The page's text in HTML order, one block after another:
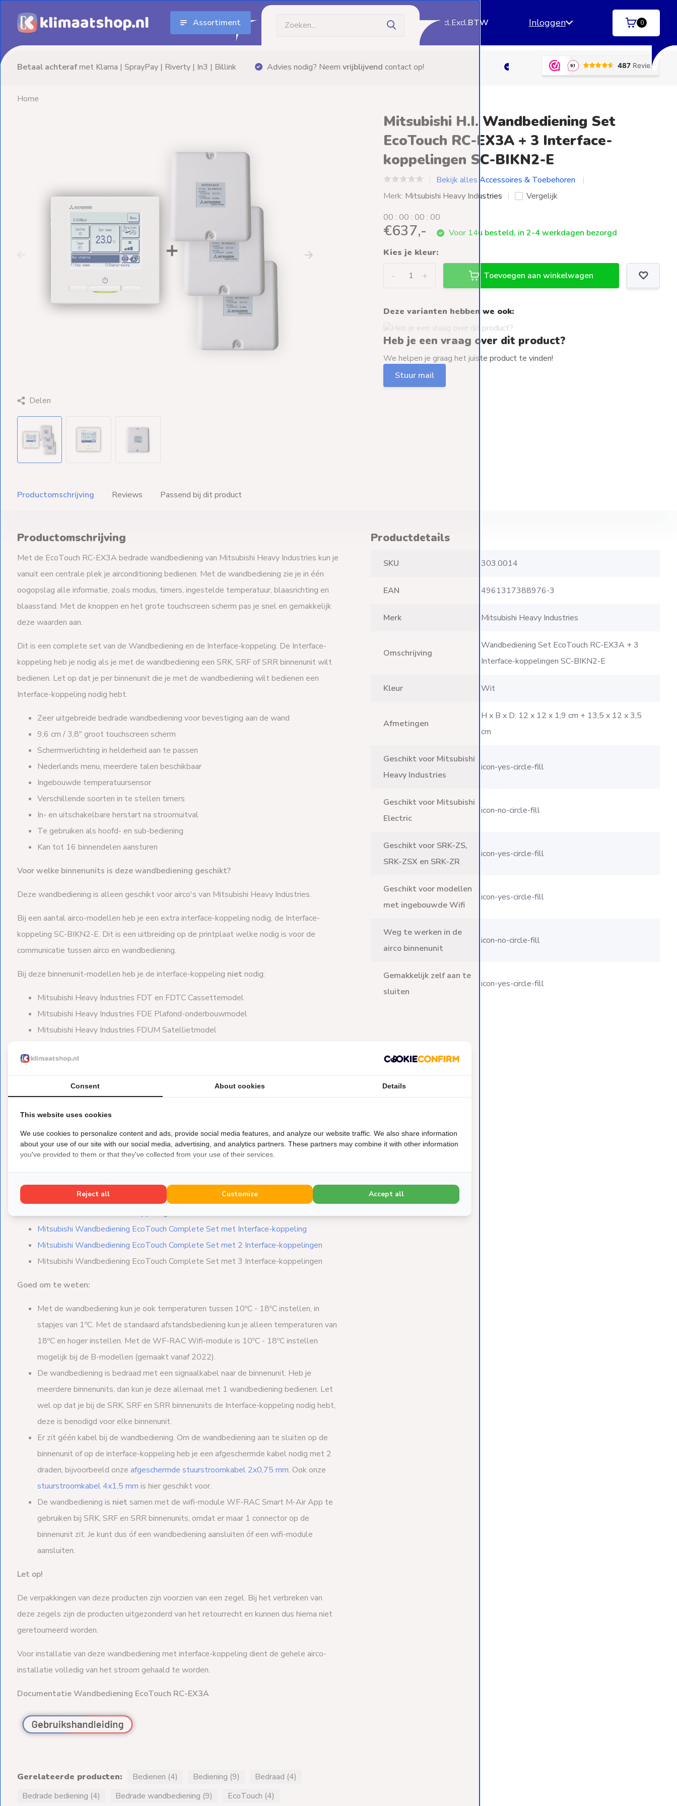
Assortiment Incl.Excl.BTW Inloggen 0
Advies nodig? Neemvrijblijvendcontact op! Gratis bezorgingvanaf €60,- (m.u.v. palletzendingen) Betaal achterafmet Klarna | SprayPay
Aanbiedingen
Terrasverwarming
Ventilators
Spoed- en
Weekendleveringen
Home
Delen
Mitsubishi H.I. Wandbediening Set
EcoTouch RC-EX3A + 3 Interface-
koppelingen SC-BIKN2-E
Bekijk alles Accessoires & Toebehoren
Merk: Mitsubishi Heavy Industries
Vergelijk
00 :00 :00 :00
€637,-
Voor 14u besteld, in 2-4 werkdagen bezorgd
Kies je kleur:
+
- Toevoegen aan winkelwagen
Deze varianten hebben we ook:
Heb je een vraag over dit product?
We helpen je graag het juiste product te vinden!
Stuur mail
Productomschrijving Reviews Passend bij dit product
Productomschrijving
Met de EcoTouch RC-EX3A bedrade wandbediening van Mitsubishi Heavy Industries kun je
vanuit een centrale plek je airconditioning bedienen. Met de wandbediening zie je in één
oogopslag alle informatie, zoals modus, timers, ingestelde temperatuur, blaasrichting en
blaasstand. Met de knoppen en het grote touchscreen scherm pas je snel en gemakkelijk
deze waarden aan.
Dit is een complete set van de Wandbediening en de Interface-koppeling. De Interface-
koppeling heb je nodig als je met de wandbediening een SRK, SRF of SRR binnenunit wilt
bedienen. Let op dat je per binnenunit die je met de wandbediening wilt bedienen een
Interface-koppeling nodig hebt.
Zeer uitgebreide bedrade wandbediening voor bevestiging aan de wand
9,6 cm / 3,8" groot touchscreen scherm
Schermverlichting in helderheid aan te passen
Nederlands menu, meerdere talen beschikbaar
Ingebouwde temperatuursensor
Verschillende soorten in te stellen timers
In- en uitschakelbare herstart na stroomuitval
Te gebruiken als hoofd- en sub-bediening
Kan tot 16 binnendelen aansturen
Voor welke binnenunits is deze wandbediening geschikt?
Deze wandbediening is alleen geschikt voor airco's van Mitsubishi Heavy Industries.
Bij een aantal airco-modellen heb je een extra interface-koppeling nodig, de Interface-
koppeling SC-BIKN2-E. Dit is een uitbreiding op de printplaat welke nodig is voor de
communicatie tussen airco en wandbediening.
Bij deze binnenunit-modellen heb je de interface-koppeling niet nodig:
Mitsubishi Heavy Industries FDT en FDTC Cassettemodel
Mitsubishi Heavy Industries FDE Plafond-onderbouwmodel
Mitsubishi Heavy Industries FDUM Satellietmodel
Bij deze binnenunit-modellen heb je de interface-koppeling
Mitsubishi Heavy Industries SRK Wandmodel
Mitsubishi Heavy Industries SRF Vloermodel
Mitsubishi Heavy Industries SRR Plafond-inbouwmodel
Modellen en sets:
De Mitsubishi Heavy Industries EcoTouch Wandbediening is los verkrijgbaar en verkrijgbaar
als set met 1 of meerdere Interface-koppelingen.
Mitsubishi Wandbediening EcoTouch
Mitsubishi Wandbediening EcoTouch Complete Set met Interface-koppeling
Mitsubishi Wandbediening EcoTouch Complete Set met 2 Interface-koppelingen
Mitsubishi Wandbediening EcoTouch Complete Set met 3 Interface-koppelingen
Goed om te weten:
Met de wandbediening kun je ook temperaturen tussen 10ºC - 18ºC instellen, in
stapjes van 1ºC. Met de standaard afstandsbediening kun je alleen temperaturen van
18ºC en hoger instellen. Met de WF-RAC Wifi-module is 10ºC - 18ºC instellen
mogelijk bij de B-modellen (gemaakt vanaf 2022).
De wandbediening is bedraad met een signaalkabel naar de binnenunit. Heb je
meerdere binnenunits, dan kun je deze allemaal met 1 wandbediening bedienen. Let
wel op dat je bij de SRK, SRF en SRR binnenunits de Interface-koppeling nodig hebt,
deze is benodigd voor elke binnenunit.
Er zit géén kabel bij de wandbediening. Om de wandbediening aan te sluiten op de
binnenunit of op de interface-koppeling heb je een afgeschermde kabel nodig met 2
draden, bijvoorbeeld onze afgeschermde stuurstroomkabel 2x0,75 mm. Ook onze
stuurstroomkabel 4x1,5 mm is hier geschikt voor.
De wandbediening is niet samen met de wifi-module WF-RAC Smart M-Air App te
gebruiken bij SRK, SRF en SRR binnenunits, omdat er maar 1 connector op de
binnenunit zit. Je kunt dus óf een wandbediening aansluiten óf een wifi-module
aansluiten.
Let op!
De verpakkingen van deze producten zijn voorzien van een zegel. Bij het verbreken van
deze zegels zijn de producten uitgezonderd van het retourrecht en kunnen dus hierna niet
geretourneerd worden.
Voor installatie van deze wandbediening met interface-koppeling dient de gehele airco-
installatie volledig van het stroom gehaald te worden.
Documentatie Wandbediening EcoTouch RC-EX3A
Gerelateerde producten: Bedienen (4) Bediening (9)
Bedraad (4)
Bedrade bediening (4)
Bedrade wandbediening (9) EcoTouch (4)
Productdetails
SKU 303.0014
EAN 4961317388976-3
Merk Mitsubishi Heavy Industries
Omschrijving
Wandbediening Set EcoTouch RC-EX3A + 3
Interface-koppelingen SC-BIKN2-E
Kleur Wit
Afmetingen
H x B x D: 12 x 12 x 1,9 cm + 13,5 x 12 x 3,5
cm
Geschikt voor Mitsubishi
Heavy Industries
icon-yes-circle-fill
Geschikt voor Mitsubishi
Electric
icon-no-circle-fill
Geschikt voor SRK-ZS,
SRK-ZSX en SRK-ZR
icon-yes-circle-fill
Geschikt voor modellen
met ingebouwde Wifi
icon-yes-circle-fill
Weg te werken in de
airco binnenunit
icon-no-circle-fill
Gemakkelijk zelf aan te
sluiten
icon-yes-circle-fill
Consent About cookies Details
This website uses cookies
We use cookies to personalize content and ads, provide social media features, and analyze our website traffic. We also share information
about your use of our site with our social media, advertising, and analytics partners. These partners may combine it with other information
you've provided to them or that they've collected from your use of their services.
Reject all Customize Accept all